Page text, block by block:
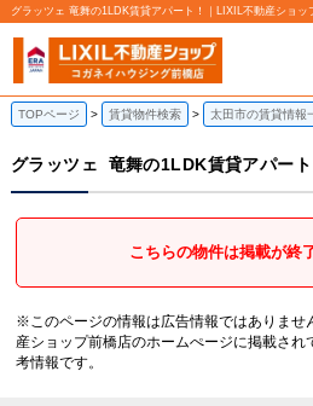
グラッツェ 竜舞の1LDK賃貸アパート！｜LIXIL不動産ショッ
TOPページ 賃貸物件検索 太田市の賃貸情報
グラッツェ 竜舞の1LDK賃貸アパート
こちらの物件は掲載が終
※このページの情報は広告情報ではありませ
産ショップ前橋店のホームぺージに掲載さ
考情報です。